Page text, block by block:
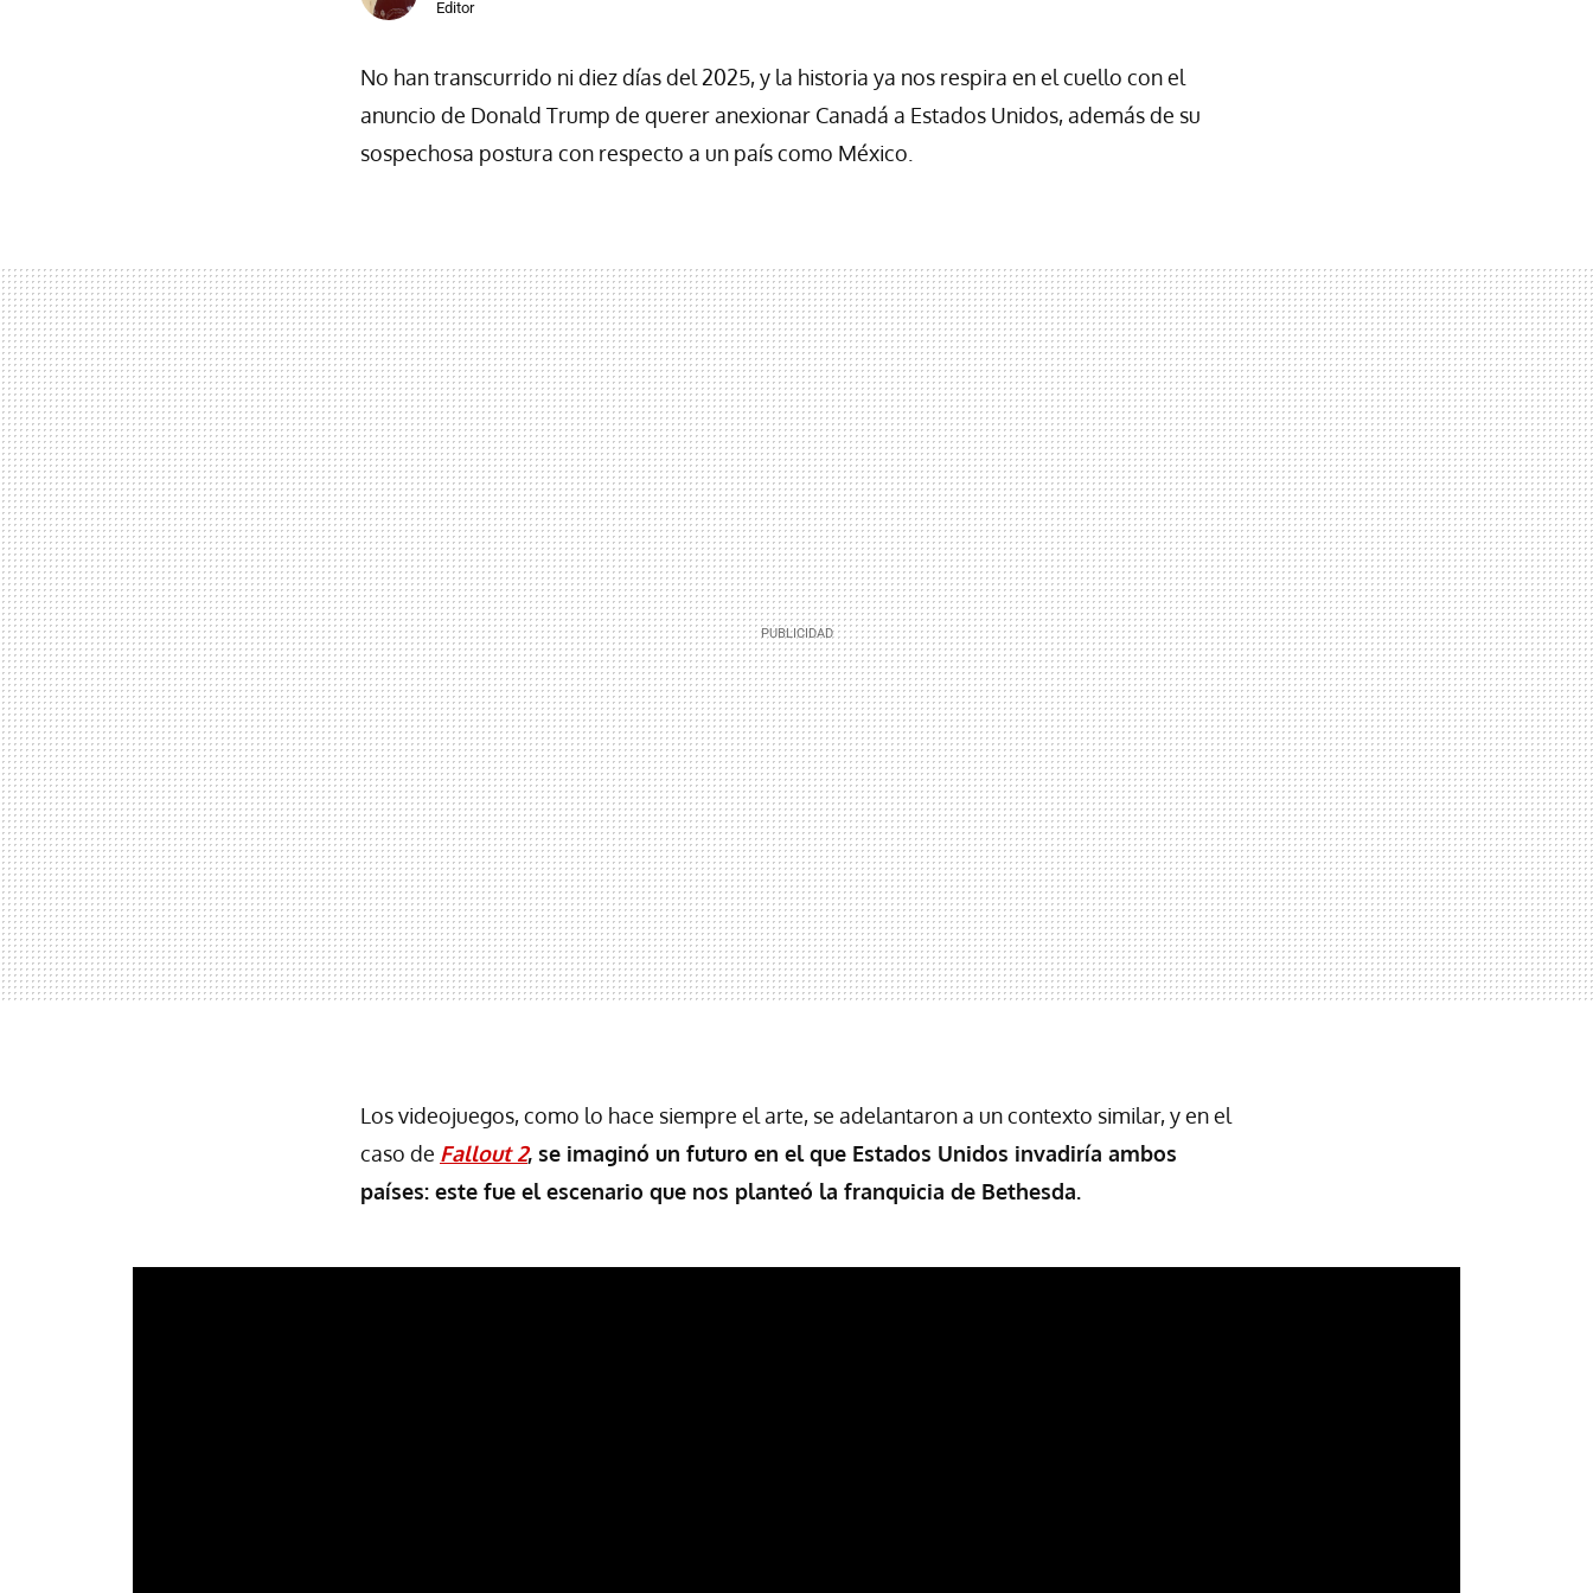
Editor
No han transcurrido ni diez días del 2025, y la historia ya nos respira en el cuello con el
anuncio de Donald Trump de querer anexionar Canadá a Estados Unidos, además de su
sospechosa postura con respecto a un país como México.
Los videojuegos, como lo hace siempre el arte, se adelantaron a un contexto similar, y en el
caso de Fallout 2, se imaginó un futuro en el que Estados Unidos invadiría ambos
países: este fue el escenario que nos planteó la franquicia de Bethesda.